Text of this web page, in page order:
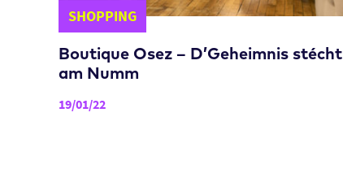
SHOPPING
Boutique Osez – D’Geheimnis stécht
am Numm
19/01/22